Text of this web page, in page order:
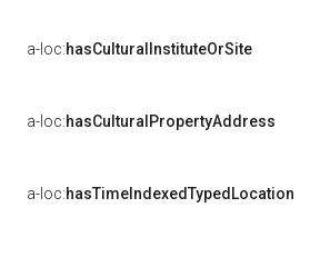
a-loc:hasCulturalInstituteOrSite
a-loc:hasCulturalPropertyAddress
a-loc:hasTimeIndexedTypedLocation